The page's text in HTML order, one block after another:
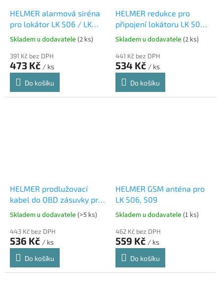
HELMER alarmová siréna
pro lokátor LK 506 / LK
507
Skladem u dodavatele (2 ks)
391 Kč bez DPH
473 Kč / ks
Do košíku
HELMER redukce pro
připojení lokátoru LK 505
na autobaterii
Skladem u dodavatele (2 ks)
441 Kč bez DPH
534 Kč / ks
Do košíku
HELMER prodlužovací
kabel do OBD zásuvky pro
lokátor LK 508
Skladem u dodavatele (>5 ks)
443 Kč bez DPH
536 Kč / ks
Do košíku
HELMER GSM anténa pro
LK 506, 509
Skladem u dodavatele (1 ks)
462 Kč bez DPH
559 Kč / ks
Do košíku